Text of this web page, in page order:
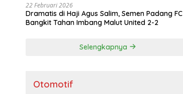
22 Februari 2026
Dramatis di Haji Agus Salim, Semen Padang FC
Bangkit Tahan Imbang Malut United 2-2
Selengkapnya
Otomotif